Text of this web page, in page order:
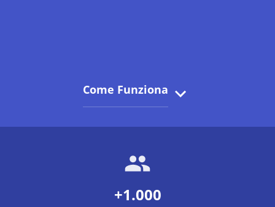
Come Funziona
+1.000